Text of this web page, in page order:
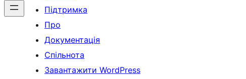
Підтримка
Про
Документація
Спільнота
Завантажити WordPress